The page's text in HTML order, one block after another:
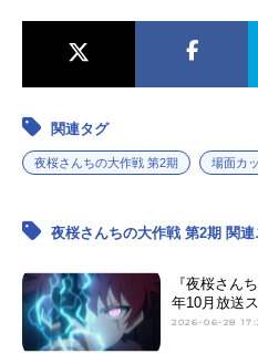
関連タグ
夜桜さんちの大作戦 第2期 場面カ
夜桜さんちの大作戦 第2期 関連
『夜桜さん
年10月放送
2026-06-28